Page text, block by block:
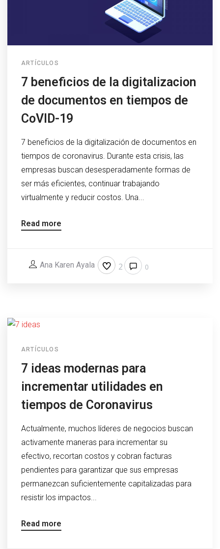
ARTÍCULOS
7 beneficios de la digitalizacion
de documentos en tiempos de
CoVID-19
7 beneficios de la digitalización de documentos en
tiempos de coronavirus. Durante esta crisis, las
empresas buscan desesperadamente formas de
ser más eficientes, continuar trabajando
virtualmente y reducir costos. Una...
Read more
Ana Karen Ayala 2 0
ARTÍCULOS
7 ideas modernas para
incrementar utilidades en
tiempos de Coronavirus
Actualmente, muchos líderes de negocios buscan
activamente maneras para incrementar su
efectivo, recortan costos y cobran facturas
pendientes para garantizar que sus empresas
permanezcan suficientemente capitalizadas para
resistir los impactos...
Read more